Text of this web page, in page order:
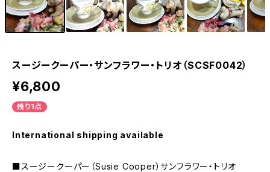
スージークーパー・サンフラワー・トリオ（SCSF0042）
¥6,800
残り1点
International shipping available
■スージークーパー（Susie Cooper）サンフラワー・トリオ